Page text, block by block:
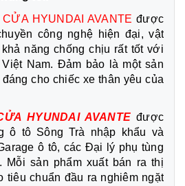
CỬA HYUNDAI AVANTE được
công nghệ hiện đại, vật
năng chống chịu rất tốt với
Nam. Đảm bảo là một sản
cho chiếc xe thân yêu của
HYUNDAI AVANTE được
ô tô Sông Trà nhập khẩu và
ô tô, các Đại lý phụ tùng
Mỗi sản phẩm xuất bán ra thị
tiêu chuẩn đầu ra nghiêm ngặt